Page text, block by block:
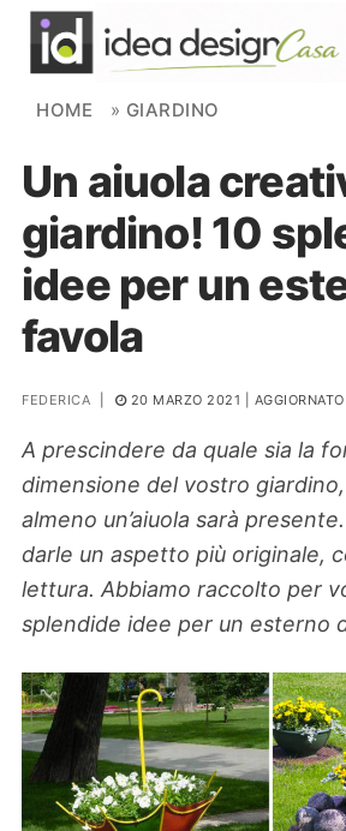
Skip to content
NOVITÀ
AMBIENTI
FAI DA TE
PIANTE
Ortaggio
HOME » GIARDINO
Un aiuola
giardino! 10
idee per un
favola
FEDERICA 20 MARZO 2021 |
A prescindere da quale sia la
dimensione del vostro
almeno un’aiuola sarà
darle un aspetto più originale,
lettura. Abbiamo raccolto per
splendide idee per un esterno